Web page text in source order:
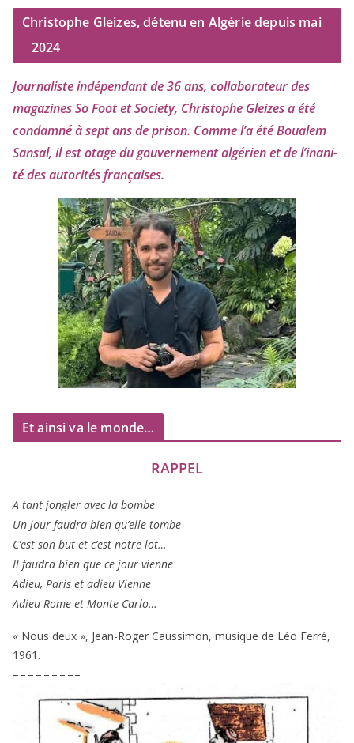
Christophe Gleizes, détenu en Algérie depuis mai
2024
Journaliste indé­pen­dant de36ans, col­la­bo­ra­teur des
maga­zines So Foot et Society, Christophe Gleizesa été
condam­né à sept ans de pri­son. Comme l’a été Boualem
Sansal, il est otage du gou­ver­ne­ment algé­rien et de l’i­na­ni­
té des auto­ri­tés françaises.
Et ainsi va le monde…
RAPPEL
A tant jon­gler avec la bombe
Un jour fau­dra bien qu’elle tombe
C’est son but et c’est notre lot…
Il fau­dra bien que ce jour vienne
Adieu, Paris et adieu Vienne
Adieu Rome et Monte-Carlo…
« Nous deux », Jean-Roger Caussimon, musique de Léo Ferré,
1961 .
– – – – – – – – –